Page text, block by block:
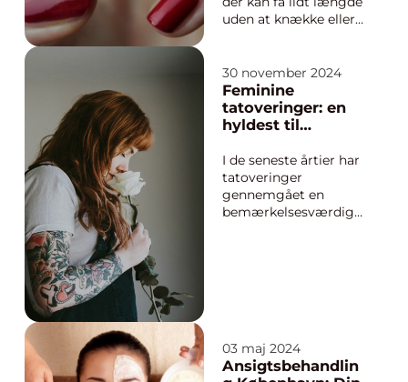
uden at knække eller
hverdagspåkendelse.
Alligevel oplever
mange, at neglene
bliver tynde,
bløde, selvom de
passes nogenlunde.
Her kan forstær...
30 november 2024
Feminine
tatoveringer: en
hyldest til
selvudtryk
I de seneste årtier har
tatoveringer
gennemgået en
bemærkelsesværdig
03 maj 2024
Ansigtsbehandlin